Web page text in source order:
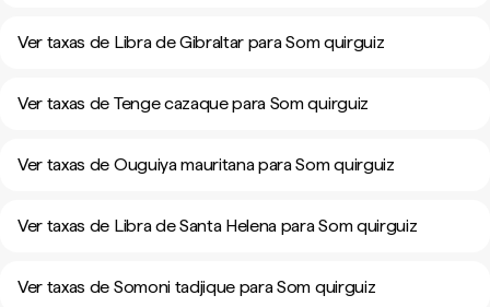
Ver taxas de Libra de Gibraltar para Som quirguiz
Ver taxas de Tenge cazaque para Som quirguiz
Ver taxas de Ouguiya mauritana para Som quirguiz
Ver taxas de Libra de Santa Helena para Som quirguiz
Ver taxas de Somoni tadjique para Som quirguiz